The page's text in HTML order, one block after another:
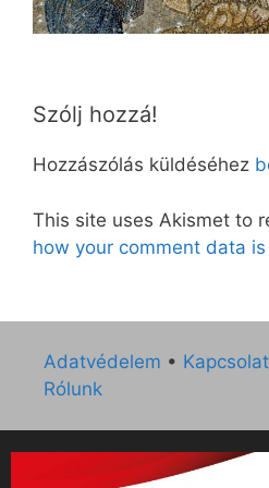
Szólj hozzá!
Hozzászólás küldéséhez
This site uses Akismet to
how your comment data
Adatvédelem • Kapcsolat
Rólunk